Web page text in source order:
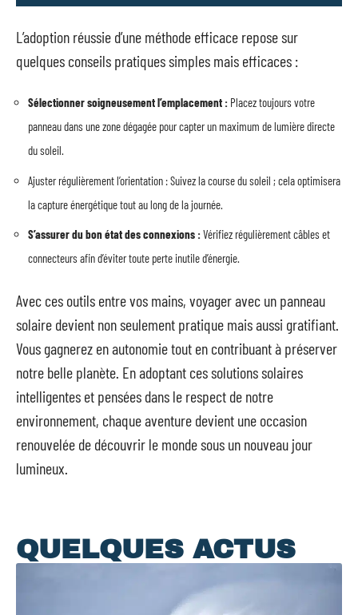
L’adoption réussie d’une méthode efficace repose sur
quelques conseils pratiques simples mais efficaces :
Sélectionner soigneusement l’emplacement : Placez toujours votre
panneau dans une zone dégagée pour capter un maximum de lumière directe
du soleil.
Ajuster régulièrement l’orientation : Suivez la course du soleil ; cela optimisera
la capture énergétique tout au long de la journée.
S’assurer du bon état des connexions :Vérifiez régulièrement câbles et
connecteurs afin d’éviter toute perte inutile d’énergie.
Avec ces outils entre vos mains, voyager avec un panneau
solaire devient non seulement pratique mais aussi gratifiant.
Vous gagnerez en autonomie tout en contribuant à préserver
notre belle planète. En adoptant ces solutions solaires
intelligentes et pensées dans le respect de notre
environnement, chaque aventure devient une occasion
renouvelée de découvrir le monde sous un nouveau jour
lumineux.
QUELQUES ACTUS